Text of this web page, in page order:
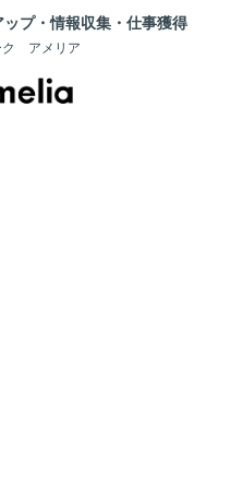
プ・情報収集・仕事獲得
ク アメリア